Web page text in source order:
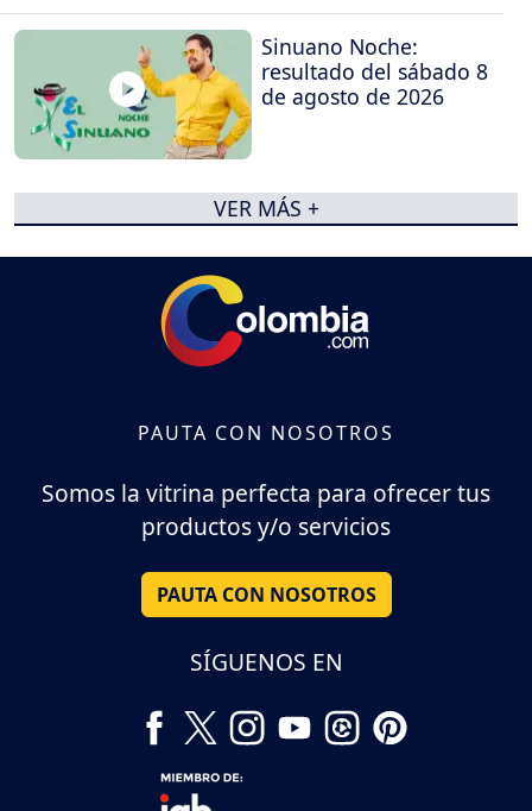
Sinuano Noche:
resultado del sábado 8
de agosto de 2026
VER MÁS +
PAUTA CON NOSOTROS
Somos la vitrina perfecta para ofrecer tus
productos y/o servicios
PAUTA CON NOSOTROS
SÍGUENOS EN